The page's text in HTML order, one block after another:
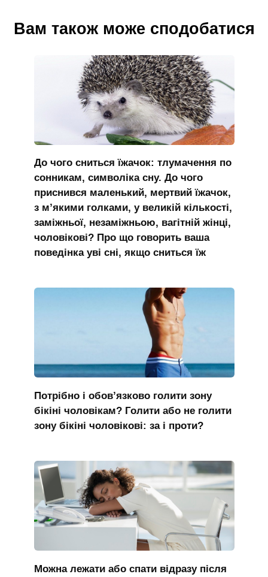
Вам також може сподобатися
До чого сниться їжачок: тлумачення по
сонникам, символіка сну. До чого
приснився маленький, мертвий їжачок,
з м’якими голками, у великій кількості,
заміжньої, незаміжньою, вагітній жінці,
чоловікові? Про що говорить ваша
поведінка уві сні, якщо сниться їж
Потрібно і обов’язково голити зону
бікіні чоловікам? Голити або не голити
зону бікіні чоловікові: за і проти?
Можна лежати або спати відразу після